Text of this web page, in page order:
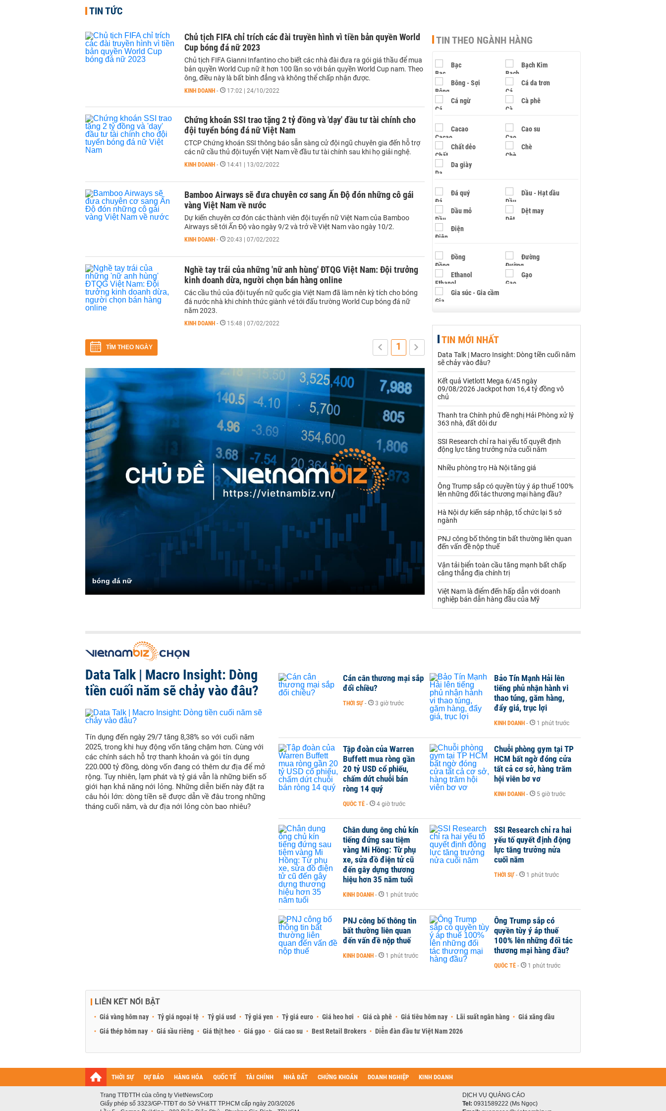
TIN TỨC
Chủ tịch FIFA chỉ trích các đài truyền hình vì tiền bản quyền World
Cup bóng đá nữ 2023
Chủ tịch FIFA Gianni Infantino cho biết các nhà đài đưa ra gói giá thầu để mua
bản quyền World Cup nữ ít hơn 100 lần so với bản quyền World Cup nam. Theo
ông, điều này là bất bình đẳng và không thể chấp nhận được.
KINH DOANH - 17:02 | 24/10/2022
Chứng khoán SSI trao tặng 2 tỷ đồng và 'dạy' đầu tư tài chính cho
đội tuyển bóng đá nữ Việt Nam
CTCP Chứng khoán SSI thông báo sẵn sàng cử đội ngũ chuyên gia đến hỗ trợ
các nữ cầu thủ đội tuyển Việt Nam về đầu tư tài chính sau khi họ giải nghệ.
KINH DOANH - 14:41 | 13/02/2022
Bamboo Airways sẽ đưa chuyên cơ sang Ấn Độ đón những cô gái
vàng Việt Nam về nước
Dự kiến chuyên cơ đón các thành viên đội tuyển nữ Việt Nam của Bamboo
Airways sẽ tới Ấn Độ vào ngày 9/2 và trở về Việt Nam vào ngày 10/2.
KINH DOANH - 20:43 | 07/02/2022
Nghề tay trái của những 'nữ anh hùng' ĐTQG Việt Nam: Đội trưởng
kinh doanh dừa, người chọn bán hàng online
Các cầu thủ của đội tuyển nữ quốc gia Việt Nam đã làm nên kỳ tích cho bóng
đá nước nhà khi chính thức giành vé tới đấu trường World Cup bóng đá nữ
năm 2023.
KINH DOANH - 15:48 | 07/02/2022
TÌM THEO NGÀY 1
bóng đá nữ
TIN THEO NGÀNH HÀNG
Bạc Bạch Kim
Bông - Sợi Cá da trơn
Cá ngừ Cà phê
Cacao Cao su
Chất dẻo Chè
Da giày
Đá quý Dầu - Hạt dầu
Dầu mỏ Dệt may
Điện
Đồng Đường
Ethanol Gạo
Gia súc - Gia cầm
Hạt điều
Khí đốt
Kim loại khác Mắc ca
Nhựa - Hạt nhựa
Palladium Phân bón
Rau - Củ -Quả Sắt thép
Sữa
Than Thức ăn chăn nuôi
Thủy hải sản khác Tôm
Vàng
VLXD khác
Xi măng - Clynker
TIN MỚI NHẤT
Data Talk | Macro Insight: Dòng tiền cuối năm
sẽ chảy vào đâu?
Kết quả Vietlott Mega 6/45 ngày
09/08/2026 Jackpot hơn 16,4 tỷ đồng vô
chủ
Thanh tra Chính phủ đề nghị Hải Phòng xử lý
363 nhà, đất dôi dư
SSI Research chỉ ra hai yếu tố quyết định
động lực tăng trưởng nửa cuối năm
Nhiều phòng trọ Hà Nội tăng giá
Ông Trump sắp có quyền tùy ý áp thuế 100%
lên những đối tác thương mại hàng đầu?
Hà Nội dự kiến sáp nhập, tổ chức lại 5 sở
ngành
PNJ công bố thông tin bất thường liên quan
đến vấn đề nộp thuế
Vận tải biển toàn cầu tăng mạnh bất chấp
căng thẳng địa chính trị
Việt Nam là điểm đến hấp dẫn với doanh
nghiệp bán dẫn hàng đầu của Mỹ
Data Talk | Macro Insight: Dòng
tiền cuối năm sẽ chảy vào đâu?
Tín dụng đến ngày 29/7 tăng 8,38% so với cuối năm
2025, trong khi huy động vốn tăng chậm hơn. Cùng với
các chính sách hỗ trợ thanh khoản và gói tín dụng
220.000 tỷ đồng, dòng vốn đang có thêm dư địa để mở
rộng. Tuy nhiên, lạm phát và tỷ giá vẫn là những biến số
giới hạn khả năng nới lỏng. Những diễn biến này đặt ra
câu hỏi lớn: dòng tiền sẽ được dẫn về đâu trong những
tháng cuối năm, và dư địa nới lỏng còn bao nhiêu?
Cán cân thương mại sắp
đổi chiều?
THỜI SỰ - 3 giờ trước
Bảo Tín Mạnh Hải lên
tiếng phủ nhận hành vi
thao túng, găm hàng,
đẩy giá, trục lợi
KINH DOANH - 1 phút trước
Tập đoàn của Warren
Buffett mua ròng gần
20 tỷ USD cổ phiếu,
chấm dứt chuỗi bán
ròng 14 quý
QUỐC TẾ - 4 giờ trước
Chuỗi phòng gym tại TP
HCM bất ngờ đóng cửa
tất cả cơ sở, hàng trăm
hội viên bơ vơ
KINH DOANH - 5 giờ trước
Chân dung ông chủ kín
tiếng đứng sau tiệm
vàng Mi Hồng: Từ phụ
xe, sửa đồ điện tử cũ
đến gây dựng thương
hiệu hơn 35 năm tuổi
KINH DOANH - 1 phút trước
SSI Research chỉ ra hai
yếu tố quyết định động
lực tăng trưởng nửa
cuối năm
THỜI SỰ - 1 phút trước
PNJ công bố thông tin
bất thường liên quan
đến vấn đề nộp thuế
KINH DOANH - 1 phút trước
Ông Trump sắp có
quyền tùy ý áp thuế
100% lên những đối tác
thương mại hàng đầu?
QUỐC TẾ - 1 phút trước
LIÊN KẾT NỔI BẬT
Giá vàng hôm nay Tỷ giá ngoại tệ Tỷ giá usd Tỷ giá yen Tỷ giá euro Giá heo hơi Giá cà phê Giá tiêu hôm nay Lãi suất ngân hàng
Giá xăng dầu
Giá thép hôm nay
Giá sầu riêng Giá thịt heo Giá gạo Giá cao su Best Retail Brokers Diễn đàn đầu tư Việt Nam 2026
THỜI SỰ DỰ BÁO HÀNG HÓA QUỐC TẾ TÀI CHÍNH NHÀ ĐẤT CHỨNG KHOÁN DOANH NGHIỆP KINH DOANH
Trang TTĐTTH của công ty VietNewsCorp
Giấy phép số 3323/GP-TTĐT do Sở VH&TT TP.HCM cấp ngày 20/3/2026
DỊCH VỤ QUẢNG CÁO
Tel: 0931589222 (Ms Ngọc)